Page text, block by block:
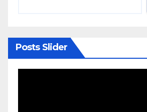
Posts Slider